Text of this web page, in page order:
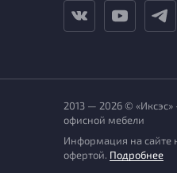
2013 — 2026 ©
офисной мебели
Информация на сайте
офертой. Подробнее